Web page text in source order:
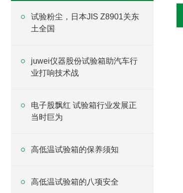
试验粉尘，日本JIS Z8901关东
土全国
juwei仪器股份试验箱助汽车行
业打响技术战
电子股飘红 试验箱行业发展正
当时巨为
高低温试验箱的保养须知
高低温试验箱的八项安全